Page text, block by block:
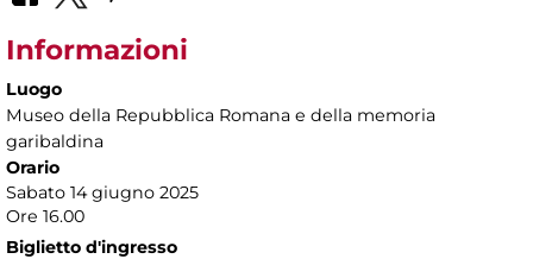
Informazioni
Luogo
Museo della Repubblica Romana e della memoria
garibaldina
Orario
Sabato 14 giugno 2025
Ore 16.00
Biglietto d'ingresso